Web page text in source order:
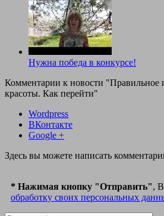
Нужна победа в конкурсе!
Комментарии к новости "Правильное
красоты. Как перейти"
Wordpress
ВКонтакте
Google +
Здесь вы можете написать
* Нажимая кнопку "Отправить",
обработку своих персональных